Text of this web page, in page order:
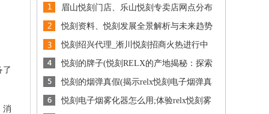
了
消
眉山悦刻门店、乐山悦刻专卖店网点分布
全解析助您轻松找到心仪产品
悦刻资料、悦刻发展全景解析与未来趋势
展望信息大全
悦刻绍兴代理_淅川悦刻招商火热进行中
加入我们共享电子烟市场新机遇
悦刻的牌子(悦刻RELX的产地揭秘：探索
其背后的制造故事与品质保障)
悦刻的烟弹真假(揭示relx悦刻电子烟弹真
假辨别技巧与注意事项)
悦刻电子烟雾化器怎么用;体验relx悦刻雾